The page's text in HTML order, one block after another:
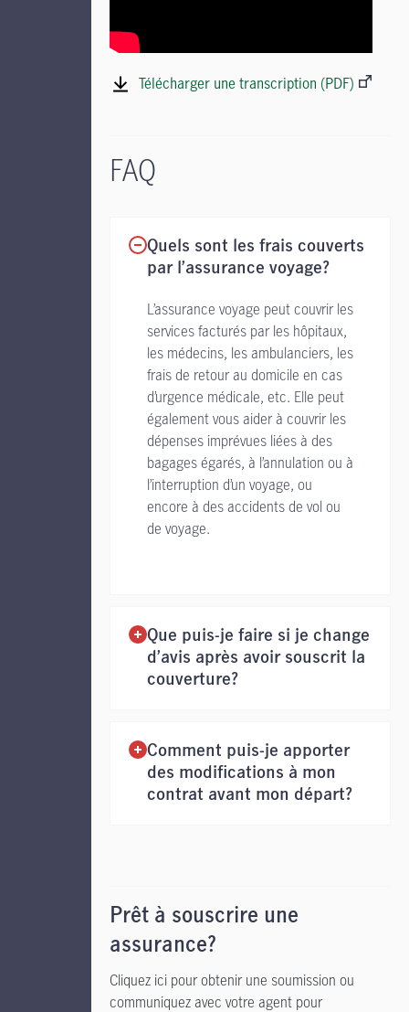
Télécharger une transcription (PDF)
FAQ
Quels sont les frais couverts
par l’assurance voyage?
L’assurance voyage peut couvrir les
services facturés par les hôpitaux,
les médecins, les ambulanciers, les
frais de retour au domicile en cas
d’urgence médicale, etc. Elle peut
également vous aider à couvrir les
dépenses imprévues liées à des
bagages égarés, à l’annulation ou à
l’interruption d’un voyage, ou
encore à des accidents de vol ou
de voyage.
Que puis-je faire si je change
d’avis après avoir souscrit la
couverture?
Comment puis-je apporter
des modifications à mon
contrat avant mon départ?
Prêt à souscrire une
assurance?
Cliquez ici pour obtenir une soumission ou
communiquez avec votre agent pour